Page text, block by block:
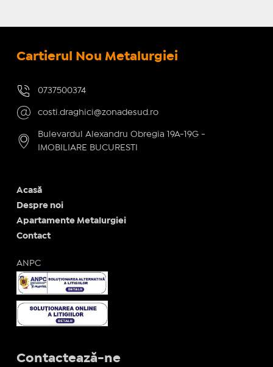
Cartierul Nou Metalurgiei
0737500374
costi.draghici@zonadesud.ro
Bulevardul Alexandru Obregia 19A-19G -
IMOBILIARE BUCURESTI
Acasă
Despre noi
Apartamente Metalurgiei
Contact
ANPC
Contactează-ne